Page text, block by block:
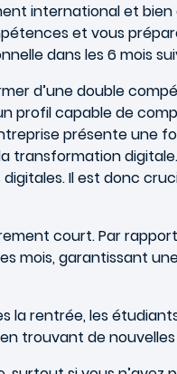
international et bien
et vous
dans les 6 mois
d’une double
profil capable de
présente une
transformation
Il est donc
court. Par rapport
mois, garantissant
la rentrée, les
trouvant de